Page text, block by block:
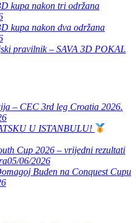
kupa nakon tri održana
kupa nakon dva održana
pravilnik – SAVA 3D POKAL
– CEC 3rd leg Croatia 2026.
U ISTANBULU!
Cup 2026 – vrijedni rezultati
05/06/2026
Buden na Conquest Cupu